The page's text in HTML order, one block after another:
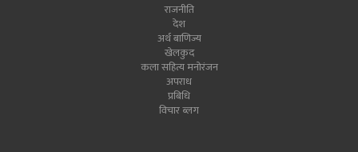
राजनीति
देश
अर्थ बाणिज्य
खेलकुद
कला सहित्य मनोरंजन
अपराध
प्रबिधि
विचार ब्लग